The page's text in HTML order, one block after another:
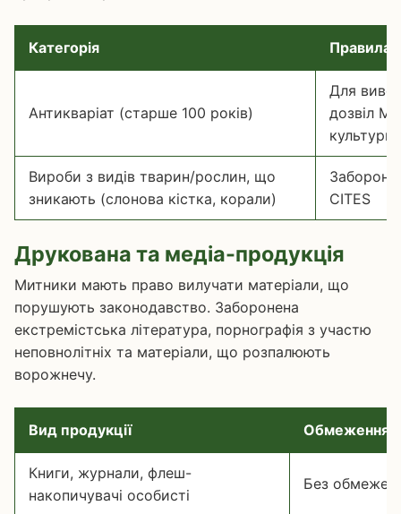
Категорія Правила
Антикваріат (старше 100 років)
Для
дозвіл
культури
Вироби з видів тварин/рослин, що
зникають (слонова кістка, корали)
CITES
Друкована та медіа-продукція
Митники мають право вилучати матеріали, що
порушують законодавство. Заборонена
екстремістська література, порнографія з участю
неповнолітніх та матеріали, що розпалюють
ворожнечу.
Вид продукції Обмеження
Книги, журнали, флеш-
накопичувачі особисті
Без